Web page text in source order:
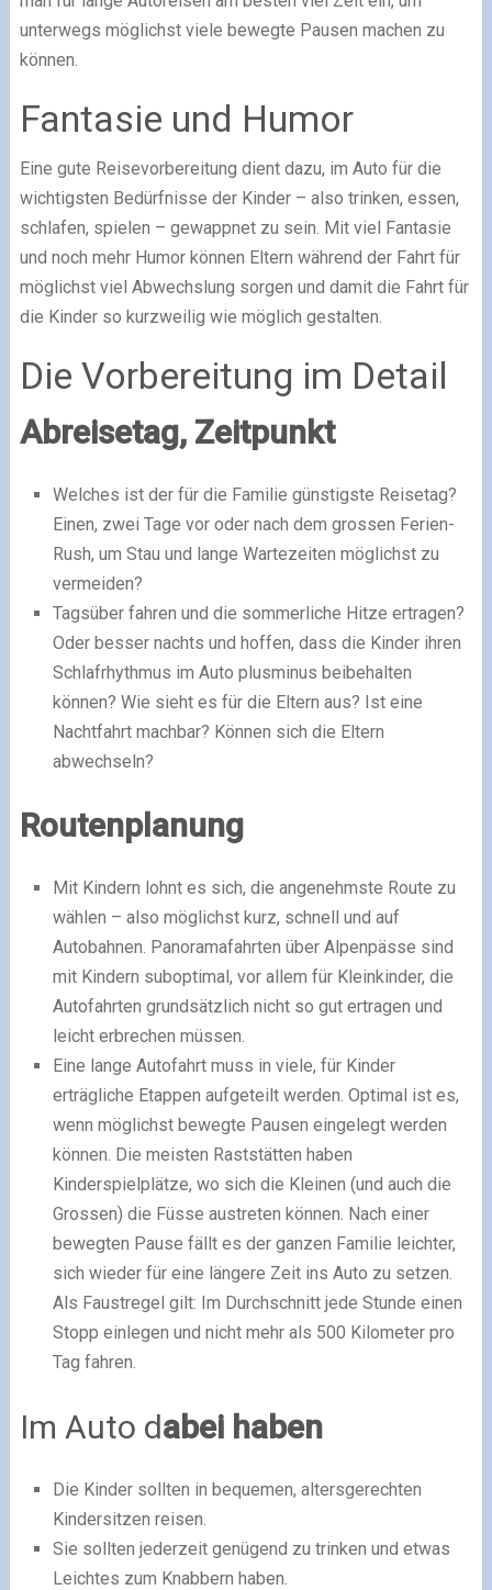
unterwegs möglichst viele bewegte Pausen machen zu
können.
Fantasie und Humor
Eine gute Reisevorbereitung dient dazu, im Auto für die
wichtigsten Bedürfnisse der Kinder – also trinken, essen,
schlafen, spielen – gewappnet zu sein. Mit viel Fantasie
und noch mehr Humor können Eltern während der Fahrt für
möglichst viel Abwechslung sorgen und damit die Fahrt für
die Kinder so kurzweilig wie möglich gestalten.
Die Vorbereitung im Detail
Abreisetag, Zeitpunkt
Welches ist der für die Familie günstigste Reisetag?
Einen, zwei Tage vor oder nach dem grossen Ferien-
Rush, um Stau und lange Wartezeiten möglichst zu
vermeiden?
Tagsüber fahren und die sommerliche Hitze ertragen?
Oder besser nachts und hoffen, dass die Kinder ihren
Schlafrhythmus im Auto plusminus beibehalten
können? Wie sieht es für die Eltern aus? Ist eine
Nachtfahrt machbar? Können sich die Eltern
abwechseln?
Routenplanung
Mit Kindern lohnt es sich, die angenehmste Route zu
wählen – also möglichst kurz, schnell und auf
Autobahnen. Panoramafahrten über Alpenpässe sind
mit Kindern suboptimal, vor allem für Kleinkinder, die
Autofahrten grundsätzlich nicht so gut ertragen und
leicht erbrechen müssen.
Eine lange Autofahrt muss in viele, für Kinder
erträgliche Etappen aufgeteilt werden. Optimal ist es,
wenn möglichst bewegte Pausen eingelegt werden
können. Die meisten Raststätten haben
Kinderspielplätze, wo sich die Kleinen (und auch die
Grossen) die Füsse austreten können. Nach einer
bewegten Pause fällt es der ganzen Familie leichter,
sich wieder für eine längere Zeit ins Auto zu setzen.
Als Faustregel gilt: Im Durchschnitt jede Stunde einen
Stopp einlegen und nicht mehr als 500 Kilometer pro
Tag fahren.
Im Auto dabei haben
Die Kinder sollten in bequemen, altersgerechten
Kindersitzen reisen.
Sie sollten jederzeit genügend zu trinken und etwas
Leichtes zum Knabbern haben.